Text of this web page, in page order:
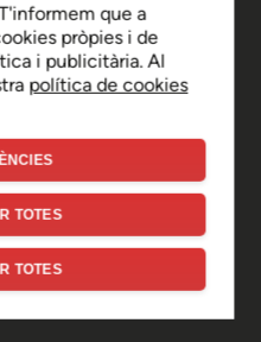
ha hagut un
temporal
que a
pròpies i de
i publicitària. Al
política de cookies
TOTES
TOTES